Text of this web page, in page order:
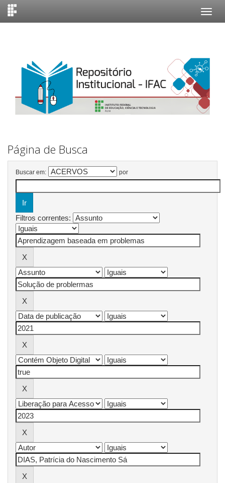
Página de Busca
Buscar em: por
Filtros correntes: